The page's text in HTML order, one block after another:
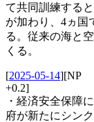
て共同訓練する
が加わり、4ヵ国
る。従来の海と
くる。
[2025-05-14][NP
+0.2]
・経済安全保障
府が新たにシン